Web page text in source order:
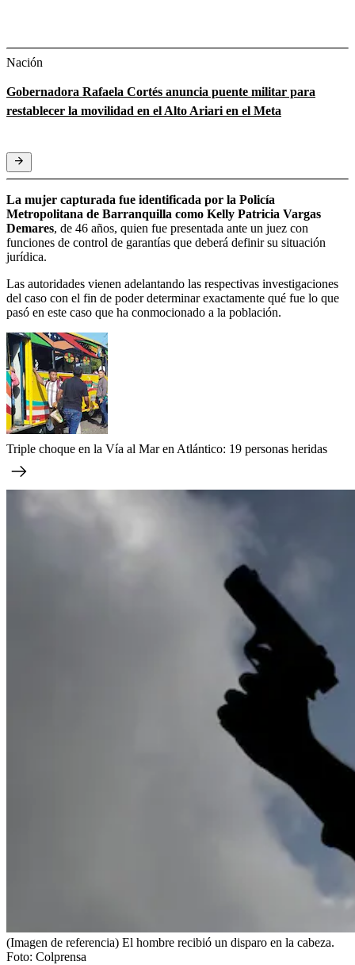
Nación
Gobernadora Rafaela Cortés anuncia puente militar para
restablecer la movilidad en el Alto Ariari en el Meta
La mujer capturada fue identificada por la Policía
Metropolitana de Barranquilla como Kelly Patricia Vargas
Demares, de 46 años, quien fue presentada ante un juez con
funciones de control de garantías que deberá definir su situación
jurídica.
Las autoridades vienen adelantando las respectivas investigaciones
del caso con el fin de poder determinar exactamente qué fue lo que
pasó en este caso que ha conmocionado a la población.
Triple choque en la Vía al Mar en Atlántico: 19 personas heridas
(Imagen de referencia) El hombre recibió un disparo en la cabeza.
Foto: Colprensa